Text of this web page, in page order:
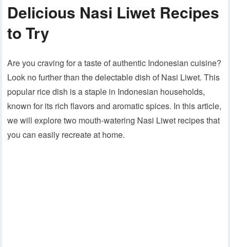
Delicious Nasi Liwet Recipes
to Try
Are you craving for a taste of authentic Indonesian cuisine?
Look no further than the delectable dish of Nasi Liwet. This
popular rice dish is a staple in Indonesian households,
known for its rich flavors and aromatic spices. In this article,
we will explore two mouth-watering Nasi Liwet recipes that
you can easily recreate at home.